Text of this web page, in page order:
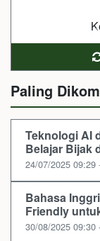
Paling
Teknologi AI
Belajar Bijak
24/07/2025 09:29
Bahasa
Friendly
30/08/2025 09:30